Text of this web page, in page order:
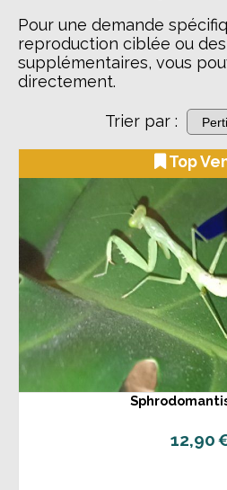
Pour une demande
reproduction ciblée ou
supplémentaires, vous
directement.
Trier par :
Top
12,90